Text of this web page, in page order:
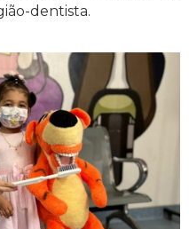
dentista.